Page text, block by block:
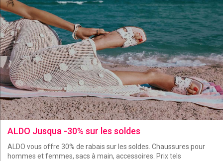
ALDO Jusqua -30% sur les soldes
ALDO vous offre 30% de rabais sur les soldes. Chaussures pour
hommes et femmes, sacs à main, accessoires. Prix tels